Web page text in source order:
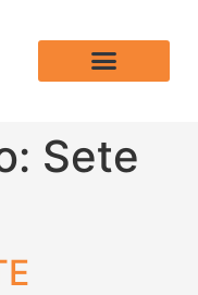
Sete